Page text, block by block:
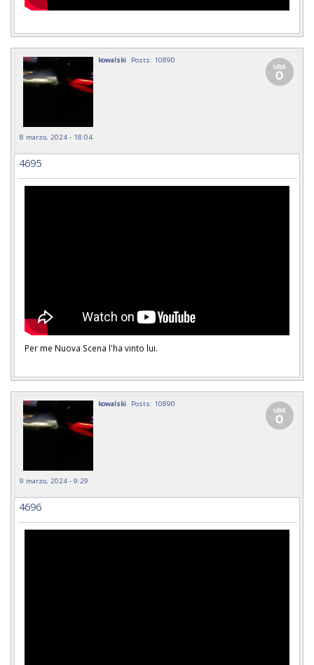
kowalski Posts: 10890
8 marzo, 2024 - 18:04
4695
Per me Nuova Scena l'ha vinto lui.
kowalski Posts: 10890
9 marzo, 2024 - 9:29
4696